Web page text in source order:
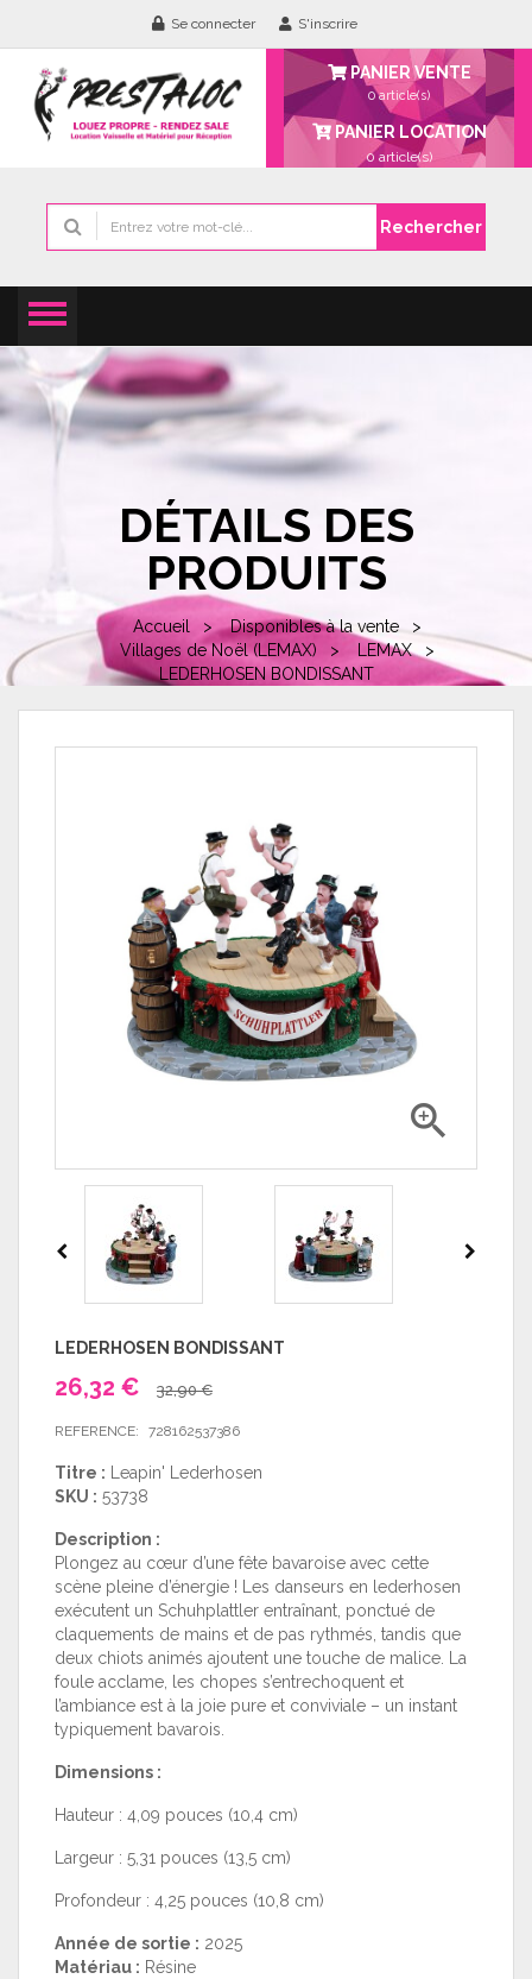
Se connecter S'inscrire
PANIER VENTE
0 article(s)
PANIER LOCATION
0 article(s)
Rechercher
DÉTAILS DES
PRODUITS
Accueil
Disponibles à la vente
Villages de Noël (LEMAX)
LEMAX
LEDERHOSEN BONDISSANT

LEDERHOSEN BONDISSANT
26,32 € 32,90 €
REFERENCE: 728162537386
Titre : Leapin' Lederhosen
SKU : 53738
Description :
Plongez au cœur d’une fête bavaroise avec cette
scène pleine d’énergie ! Les danseurs en lederhosen
exécutent un Schuhplattler entraînant, ponctué de
claquements de mains et de pas rythmés, tandis que
deux chiots animés ajoutent une touche de malice. La
foule acclame, les chopes s’entrechoquent et
l’ambiance est à la joie pure et conviviale – un instant
typiquement bavarois.
Dimensions :
Hauteur : 4,09 pouces (10,4 cm)
Largeur : 5,31 pouces (13,5 cm)
Profondeur : 4,25 pouces (10,8 cm)
Année de sortie : 2025
Matériau : Résine